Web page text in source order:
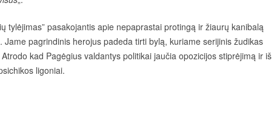
tylėjimas” pasakojantis apie nepaprastai protingą ir žiaurų kanibalą
pagrindinis herojus padeda tirti bylą, kuriame serijinis žudikas
kad Pagėgius valdantys politikai jaučia opozicijos stiprėjimą ir iš
ligoniai.